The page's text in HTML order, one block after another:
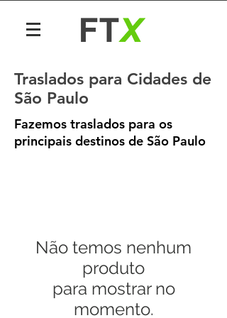
Traslados para Cidades de
São Paulo
Fazemos traslados para os
principais destinos de São Paulo
Não temos nenhum
produto
para mostrar no
momento.